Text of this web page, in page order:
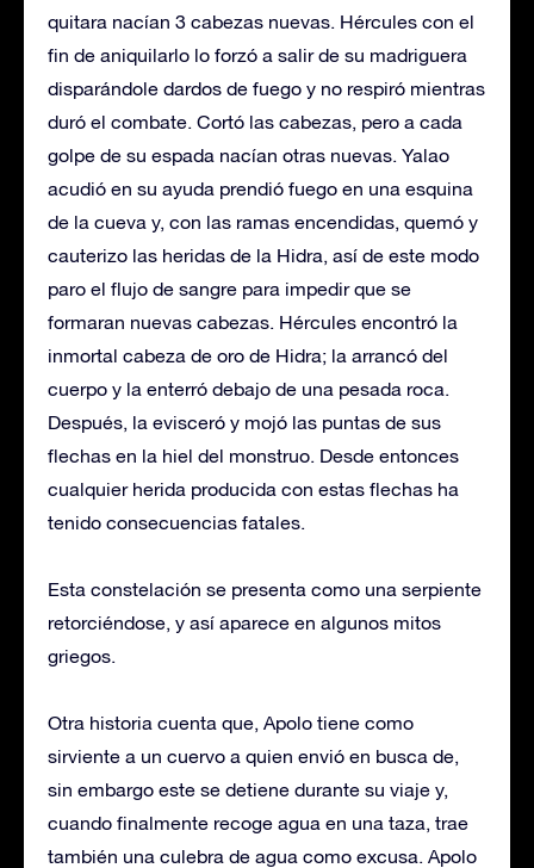
quitara nacían 3 cabezas nuevas. Hércules con el
fin de aniquilarlo lo forzó a salir de su madriguera
disparándole dardos de fuego y no respiró mientras
duró el combate. Cortó las cabezas, pero a cada
golpe de su espada nacían otras nuevas. Yalao
acudió en su ayuda prendió fuego en una esquina
de la cueva y, con las ramas encendidas, quemó y
cauterizo las heridas de la Hidra, así de este modo
paro el flujo de sangre para impedir que se
formaran nuevas cabezas. Hércules encontró la
inmortal cabeza de oro de Hidra; la arrancó del
cuerpo y la enterró debajo de una pesada roca.
Después, la evisceró y mojó las puntas de sus
flechas en la hiel del monstruo. Desde entonces
cualquier herida producida con estas flechas ha
tenido consecuencias fatales.
Esta constelación se presenta como una serpiente
retorciéndose, y así aparece en algunos mitos
griegos.
Otra historia cuenta que, Apolo tiene como
sirviente a un cuervo a quien envió en busca de,
sin embargo este se detiene durante su viaje y,
cuando finalmente recoge agua en una taza, trae
también una culebra de agua como excusa. Apolo